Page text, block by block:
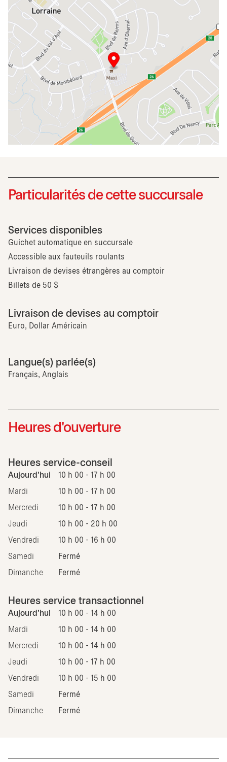
Particularités de cette succursale
Services disponibles
Guichet automatique en succursale
Accessible aux fauteuils roulants
Livraison de devises étrangères au comptoir
Billets de 50 $
Livraison de devises au comptoir
Euro, Dollar Américain
Langue(s) parlée(s)
Français, Anglais
Heures d'ouverture
Heures service-conseil
Aujourd'hui 10 h 00 - 17 h 00
Mardi 10 h 00 - 17 h 00
Mercredi 10 h 00 - 17 h 00
Jeudi 10 h 00 - 20 h 00
Vendredi 10 h 00 - 16 h 00
Samedi Fermé
Dimanche Fermé
Heures service transactionnel
Aujourd'hui 10 h 00 - 14 h 00
Mardi 10 h 00 - 14 h 00
Mercredi 10 h 00 - 14 h 00
Jeudi 10 h 00 - 17 h 00
Vendredi 10 h 00 - 15 h 00
Samedi Fermé
Dimanche Fermé